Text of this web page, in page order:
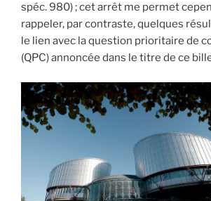
spéc. 980) ; cet arrêt me permet
rappeler, par contraste, quelques
le lien avec la question prioritaire de
(QPC) annoncée dans le titre de ce